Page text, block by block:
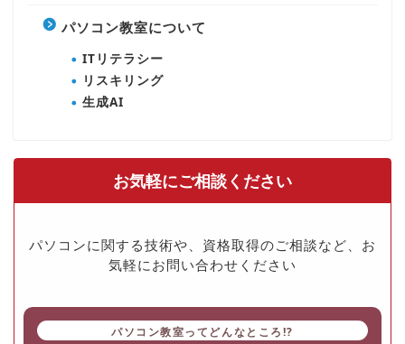
パソコン教室について
ITリテラシー
リスキリング
生成AI
お気軽にご相談ください
パソコンに関する技術や、資格取得のご相談など、お
気軽にお問い合わせください
パソコン教室ってどんなところ!?